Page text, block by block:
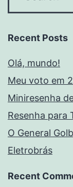
Recent Posts
Olá, mundo!
Meu voto em
Miniresenha
Resenha para
O General
Eletrobrás
Recent